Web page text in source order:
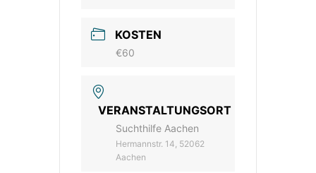
KOSTEN
€60
VERANSTALTUNGSORT
Suchthilfe Aachen
Hermannstr. 14, 52062
Aachen